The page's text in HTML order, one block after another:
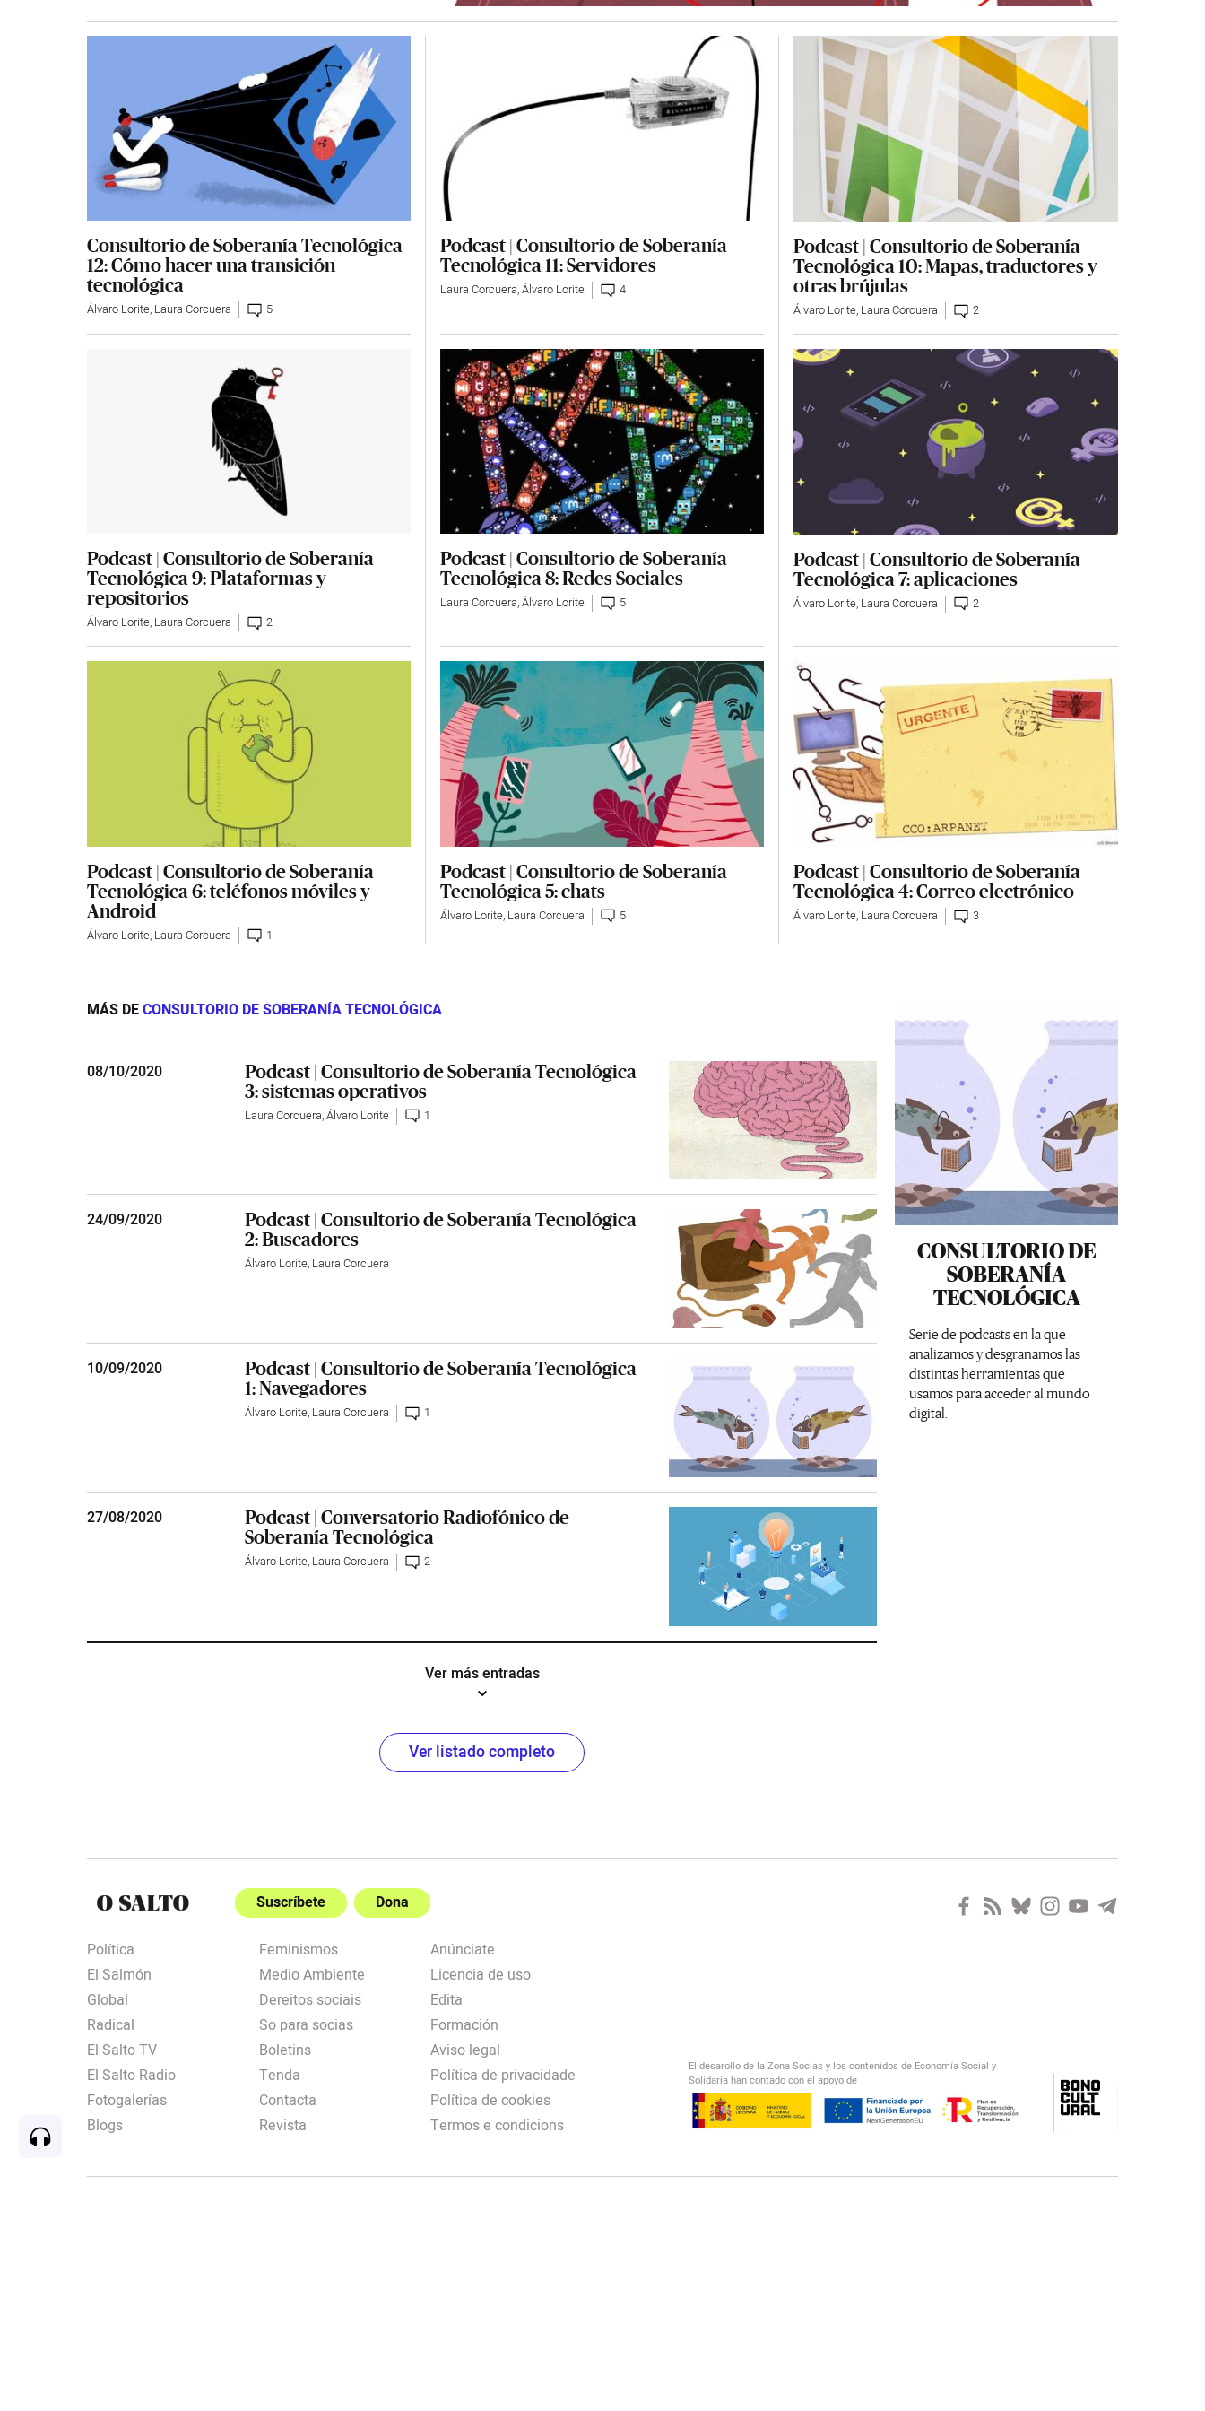
Consultorio de Soberanía Tecnológica
12: Cómo hacer una transición
tecnológica
Álvaro Lorite, Laura Corcuera 5
Podcast | Consultorio de Soberanía
Tecnológica 11: Servidores
Laura Corcuera,Álvaro Lorite 4
Podcast | Consultorio de Soberanía
Tecnológica 10: Mapas, traductores y
otras brújulas
Álvaro Lorite, Laura Corcuera 2
Podcast | Consultorio de Soberanía
Tecnológica 9: Plataformas y
repositorios
Álvaro Lorite, Laura Corcuera 2
Podcast | Consultorio de Soberanía
Tecnológica 8: Redes Sociales
Laura Corcuera,Álvaro Lorite 5
Podcast | Consultorio de Soberanía
Tecnológica 7: aplicaciones
Álvaro Lorite, Laura Corcuera 2
Podcast | Consultorio de Soberanía
Tecnológica 6: teléfonos móviles y
Android
Álvaro Lorite, Laura Corcuera 1
Podcast | Consultorio de Soberanía
Tecnológica 5: chats
Álvaro Lorite, Laura Corcuera 5
Podcast | Consultorio de Soberanía
Tecnológica 4: Correo electrónico
Álvaro Lorite, Laura Corcuera 3
MÁS DECONSULTORIO DE SOBERANÍA TECNOLÓGICA
08/10/2020
Podcast | Consultorio de Soberanía Tecnológica
3: sistemas operativos
Laura Corcuera,Álvaro Lorite 1
24/09/2020
Podcast | Consultorio de Soberanía Tecnológica
2: Buscadores
Álvaro Lorite, Laura Corcuera
10/09/2020
Podcast | Consultorio de Soberanía Tecnológica
1: Navegadores
Álvaro Lorite, Laura Corcuera 1
27/08/2020
Podcast | Conversatorio Radiofónico de
Soberanía Tecnológica
Álvaro Lorite, Laura Corcuera 2
Ver más entradas
Ver listado completo
CONSULTORIO DE
SOBERANÍA
TECNOLÓGICA
Serie de podcasts en la que
analizamos y desgranamos las
distintas herramientas que
usamos para acceder al mundo
digital.
Suscríbete Dona
Política
El Salmón
Global
Radical
El Salto TV
El Salto Radio
Fotogalerías
Blogs
Feminismos
Medio Ambiente
Dereitos sociais
So para socias
Boletins
Tenda
Contacta
Revista
Anúnciate
Licencia de uso
Edita
Formación
Aviso legal
Política de privacidade
Política de cookies
Termos e condicions
El desarollo de la Zona Socias y los contenidos de Economía Social y
Solidaria han contado con el apoyo de